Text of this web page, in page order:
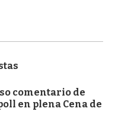
comentario de
en plena Cena de